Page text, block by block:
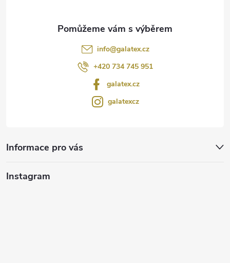
info@galatex.cz
+420 734 745 951
galatex.cz
galatexcz
Informace pro vás
Instagram